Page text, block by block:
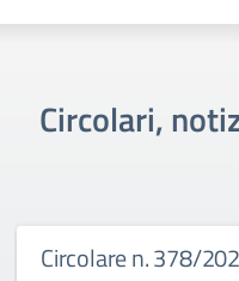
Circolari,
Circolare n. 378/